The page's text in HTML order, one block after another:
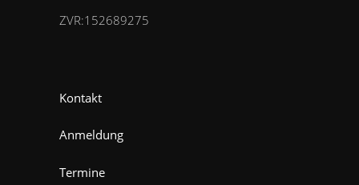
ZVR:152689275
Kontakt
Anmeldung
Termine